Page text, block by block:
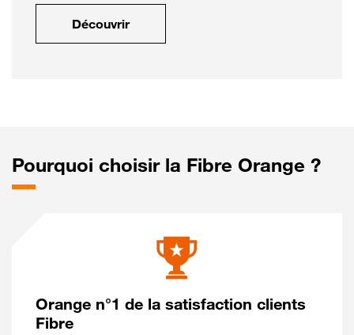
Découvrir
Pourquoi choisir la Fibre Orange ?
Orange n°1 de la satisfaction clients
Fibre